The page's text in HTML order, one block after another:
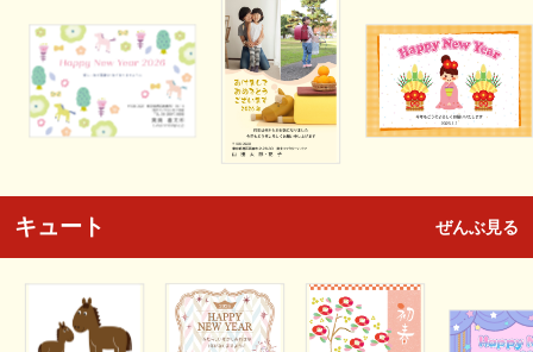
キュート ぜんぶ見る